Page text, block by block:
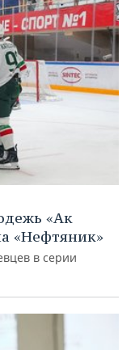
«Ак
«Нефтяник»
в серии